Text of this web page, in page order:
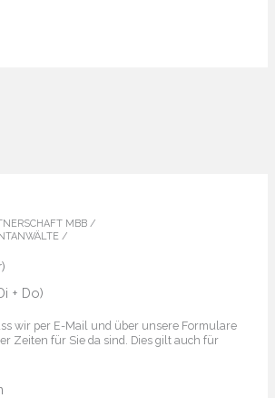
MBB /
/
+ Do)
wir per E-Mail und über unsere Formulare
Zeiten für Sie da sind. Dies gilt auch für